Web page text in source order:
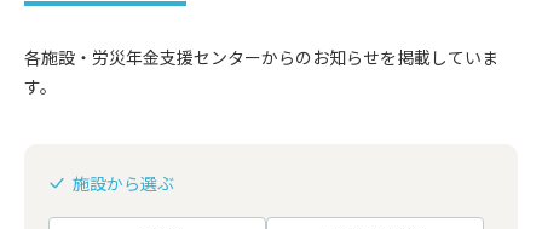
各施設・労災年金支援センターからのお知らせを掲載していま
す。
施設から選ぶ